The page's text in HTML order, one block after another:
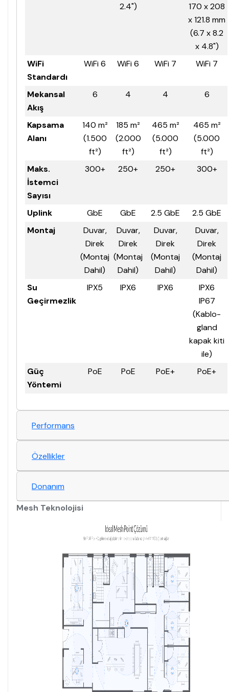
2.4")
170 x 208
x 121.8 mm
(6.7 x 8.2
x 4.8")
WiFi
Standardı
WiFi 6 WiFi 6 WiFi 7 WiFi 7
Mekansal
Akış
6 4 4 6
Kapsama
Alanı
140 m²
(1.500
ft²)
185 m²
(2.000
ft²)
465 m²
(5.000
ft²)
465 m²
(5.000
ft²)
Maks.
İstemci
Sayısı
300+ 250+ 250+ 300+
Uplink GbE GbE 2.5 GbE
2.5 GbE
Montaj
Duvar,
Direk
(Montaj
Dahil)
Duvar,
Direk
(Montaj
Dahil)
Duvar,
Direk
(Montaj
Dahil)
Duvar,
Direk
(Montaj
Dahil)
Su
Geçirmezlik
IPX5 IPX6 IPX6
IPX6
IP67
(Kablo-
gland
kapak kiti
ile)
Güç
Yöntemi
PoE PoE PoE+ PoE+
Performans
Özellikler
Donanım
Mesh Teknolojisi